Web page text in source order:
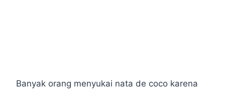
Banyak orang menyukai nata de coco karena